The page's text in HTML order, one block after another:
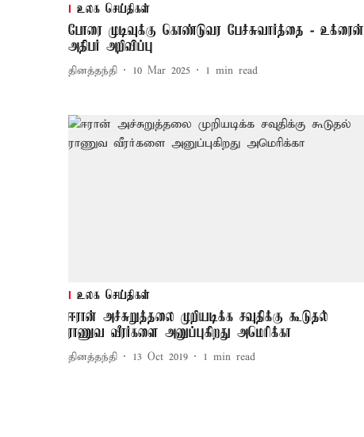
உலக செய்திகள்
போரை முடிவுக்கு கொண்டுவர பேச்சுவார்த்தை - உக்ரைன்
அதிபர் அறிவிப்பு
தினத்தந்தி 10 Mar 2025 1 min read
உலக செய்திகள்
ஈரான் அச்சுறுத்தலை முறியடிக்க சவுதிக்கு கூடுதல்
ராணுவ வீரர்களை அனுப்புகிறது அமெரிக்கா
தினத்தந்தி 13 Oct 2019 1 min read